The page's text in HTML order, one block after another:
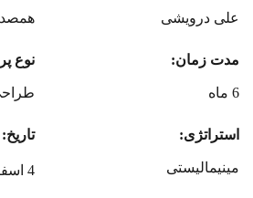
علی درویشی
مدت زمان:
6 ماه
نوع
استراتژی:
مینیمالیستی
تاریخ:
4 اسفند، 1399